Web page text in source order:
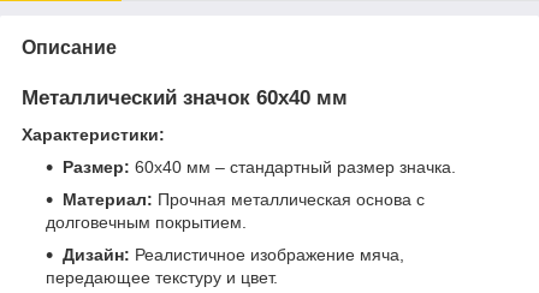
Описание
Металлический значок 60х40 мм
Характеристики:
Размер: 60х40 мм – стандартный размер значка.
Материал: Прочная металлическая основа с
долговечным покрытием.
Дизайн: Реалистичное изображение мяча,
передающее текстуру и цвет.